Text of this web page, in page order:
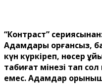
“Контраст”
Адамдары қорғансыз,
күн күркіреп, нөсер
табиғат мінезі тап
емес. Адамдар